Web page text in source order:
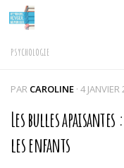
Skip to content
PSYCHOLOGIE
PAR CAROLINE · 4 JANVIER
Les bulles
les enfants